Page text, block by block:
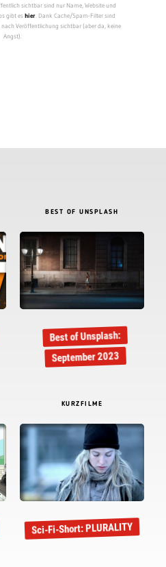
sichtbar sind nur Name, Website und
gibt eshier. Dank Cache/Spam-Filter sind
Veröffentlichung sichtbar (aber da, keine
Angst).
BEST OF UNSPLASH
Best of Unsplash:
September 2023
KURZFILME
Sci-Fi-Short: PLURALITY